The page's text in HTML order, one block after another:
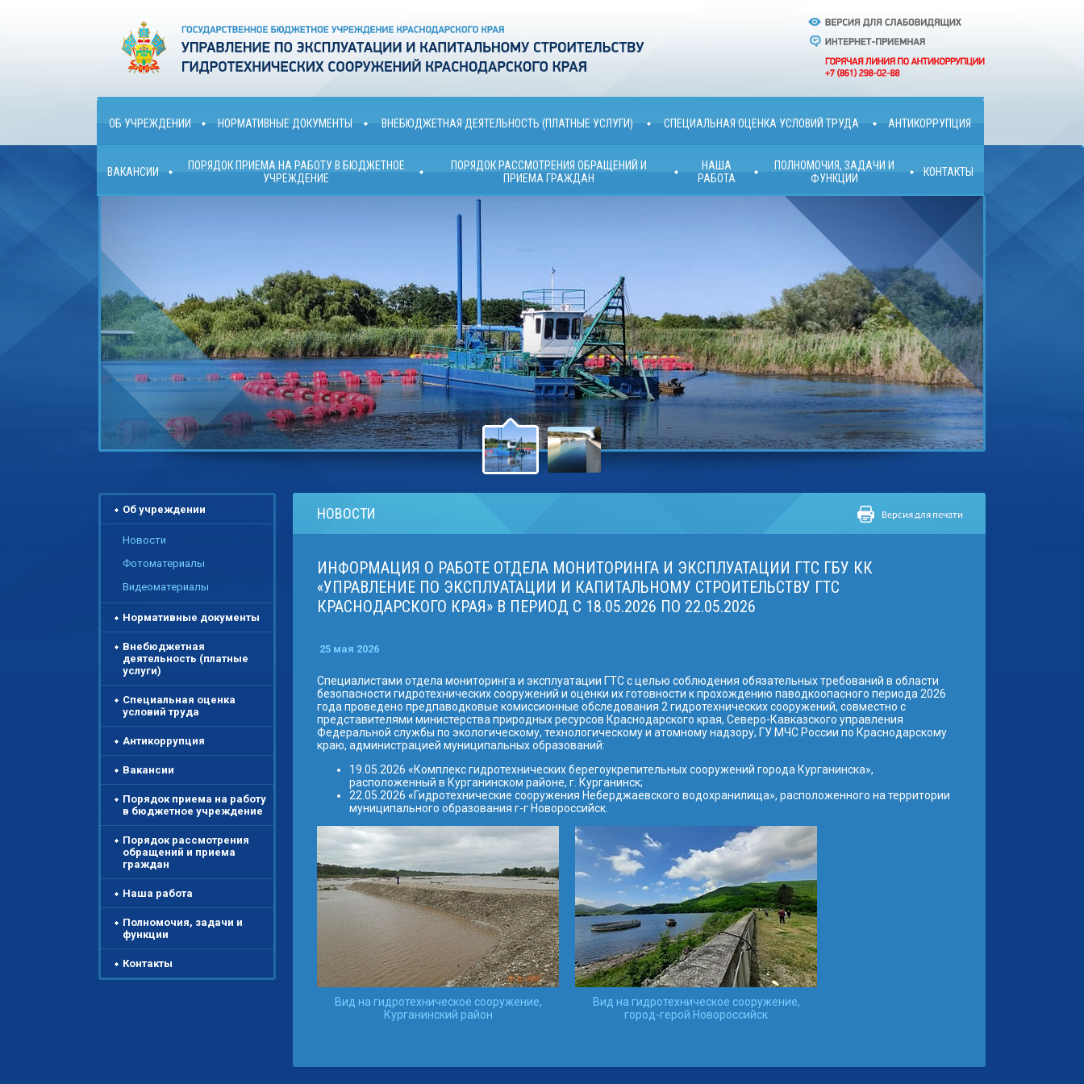
ОБ УЧРЕЖДЕНИИ НОРМАТИВНЫЕ ДОКУМЕНТЫ ВНЕБЮДЖЕТНАЯ ДЕЯТЕЛЬНОСТЬ (ПЛАТНЫЕ УСЛУГИ) СПЕЦИАЛЬНАЯ ОЦЕНКА УСЛОВИЙ ТРУДА АНТИКОРРУПЦИЯ
ВАКАНСИИ
ПОРЯДОК ПРИЕМА НА РАБОТУ В БЮДЖЕТНОЕ
УЧРЕЖДЕНИЕ
ПОРЯДОК РАССМОТРЕНИЯ ОБРАЩЕНИЙ И
ПРИЕМА ГРАЖДАН
НАША
РАБОТА
ПОЛНОМОЧИЯ, ЗАДАЧИ И
ФУНКЦИИ
КОНТАКТЫ
Об учреждении
Новости
Фотоматериалы
Видеоматериалы
Нормативные документы
Внебюджетная
деятельность (платные
услуги)
Специальная оценка
условий труда
Антикоррупция
Вакансии
Порядок приема на работу
в бюджетное учреждение
Порядок рассмотрения
обращений и приема
граждан
Наша работа
Полномочия, задачи и
функции
Контакты
НОВОСТИ
ИНФОРМАЦИЯ О РАБОТЕ ОТДЕЛА МОНИТОРИНГА И ЭКСПЛУАТАЦИИ ГТС ГБУ КК
«УПРАВЛЕНИЕ ПО ЭКСПЛУАТАЦИИ И КАПИТАЛЬНОМУ СТРОИТЕЛЬСТВУ ГТС
КРАСНОДАРСКОГО КРАЯ» В ПЕРИОД С 18.05.2026 ПО 22.05.2026
25 мая 2026
Специалистами отдела мониторинга и эксплуатации ГТС с целью соблюдения обязательных требований в области
безопасности гидротехнических сооружений и оценки их готовности к прохождению паводкоопасного периода 2026
года проведено предпаводковые комиссионные обследования 2 гидротехнических сооружений, совместно с
представителями министерства природных ресурсов Краснодарского края, Северо-Кавказского управления
Федеральной службы по экологическому, технологическому и атомному надзору, ГУ МЧС России по Краснодарскому
краю, администрацией муниципальных образований:
19.05.2026 «Комплекс гидротехнических берегоукрепительных сооружений города Курганинска»,
расположенный в Курганинском районе, г. Курганинск;
22.05.2026 «Гидротехнические сооружения Неберджаевского водохранилища», расположенного на территории
муниципального образования г-г Новороссийск.
Вид на гидротехническое сооружение,
Курганинский район
Вид на гидротехническое сооружение,
город-герой Новороссийск